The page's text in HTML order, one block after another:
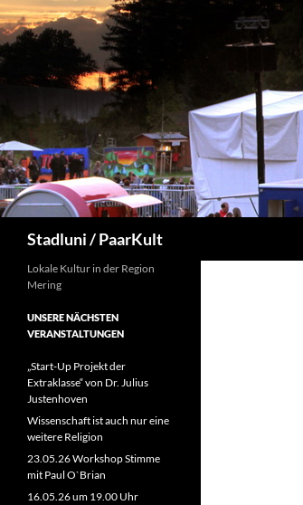
Stadluni / PaarKult
Lokale Kultur in der Region
Mering
UNSERE NÄCHSTEN
VERANSTALTUNGEN
„Start-Up Projekt der
Extraklasse“ von Dr. Julius
Justenhoven
Wissenschaft ist auch nur eine
weitere Religion
23.05.26 Workshop Stimme
mit Paul O`Brian
16.05.26 um 19.00 Uhr